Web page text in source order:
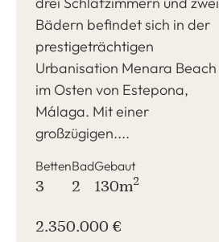
Bädern befindet sich in der
prestigeträchtigen
Urbanisation Menara Beach
im Osten von Estepona,
Málaga. Mit einer
großzügigen....
Betten
3
Bad
2
Gebaut
130m2
2.350.000 €